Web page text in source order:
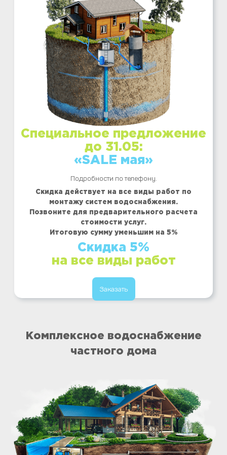
Специальное предложение
до 31.05:
«SALE мая»
Подробности по телефону.
Скидка действует на все виды работ по
монтажу систем водоснабжения.
Позвоните для предварительного расчета
стоимости услуг.
Итоговую сумму уменьшим на 5%
Скидка 5%
на все виды работ
Заказать
Комплексное водоснабжение
частного дома